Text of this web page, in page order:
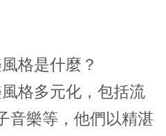
格是什麼？
格多元化，包括流
音樂等，他們以精湛